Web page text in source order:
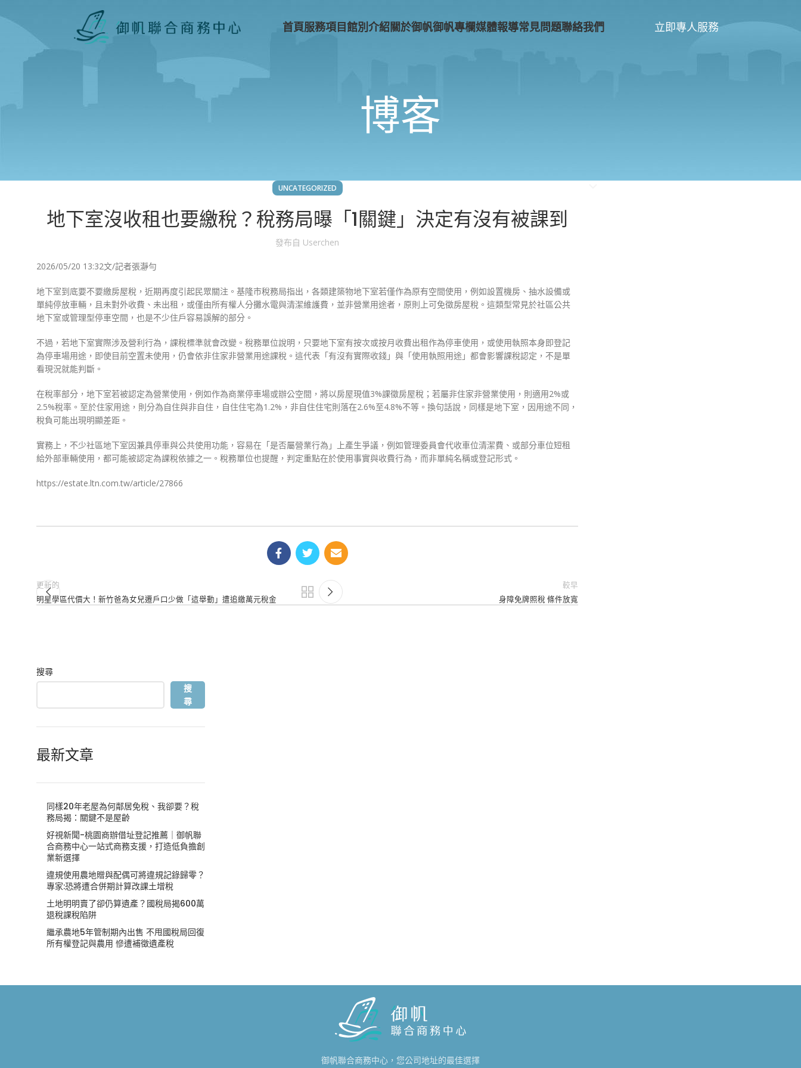
首頁服務項目館別介紹關於御帆御帆專欄媒體報導常見問題聯絡我們 立即專人服務
博客
UNCATEGORIZED
地下室沒收租也要繳稅？稅務局曝「1關鍵」決定有沒有被課到
發布自 Userchen
2026/05/20 13:32文/記者張瀞勻
地下室到底要不要繳房屋稅，近期再度引起民眾關注。基隆市稅務局指出，各類建築物地下室若僅作為原有空間使用，例如設置機房、抽水設備或
單純停放車輛，且未對外收費、未出租，或僅由所有權人分攤水電與清潔維護費，並非營業用途者，原則上可免徵房屋稅。這類型常見於社區公共
地下室或管理型停車空間，也是不少住戶容易誤解的部分。
不過，若地下室實際涉及營利行為，課稅標準就會改變。稅務單位說明，只要地下室有按次或按月收費出租作為停車使用，或使用執照本身即登記
為停車場用途，即使目前空置未使用，仍會依非住家非營業用途課稅。這代表「有沒有實際收錢」與「使用執照用途」都會影響課稅認定，不是單
看現況就能判斷。
在稅率部分，地下室若被認定為營業使用，例如作為商業停車場或辦公空間，將以房屋現值3%課徵房屋稅；若屬非住家非營業使用，則適用2%或
2.5%稅率。至於住家用途，則分為自住與非自住，自住住宅為1.2%，非自住住宅則落在2.6%至4.8%不等。換句話說，同樣是地下室，因用途不同，
稅負可能出現明顯差距。
實務上，不少社區地下室因兼具停車與公共使用功能，容易在「是否屬營業行為」上產生爭議，例如管理委員會代收車位清潔費、或部分車位短租
給外部車輛使用，都可能被認定為課稅依據之一。稅務單位也提醒，判定重點在於使用事實與收費行為，而非單純名稱或登記形式。
https://estate.ltn.com.tw/article/27866
更新的
明星學區代價大！新竹爸為女兒遷戶口少做「這舉動」遭追繳萬元稅金
較早
身障免牌照稅 條件放寬
搜尋
搜
尋
最新文章
同樣20年老屋為何鄰居免稅、我卻要？稅
務局揭：關鍵不是屋齡
好視新聞-桃園商辦借址登記推薦｜御帆聯
合商務中心一站式商務支援，打造低負擔創
業新選擇
違規使用農地贈與配偶可將違規記錄歸零？
專家:恐將遭合併期計算改課土增稅
土地明明賣了卻仍算遺產？國稅局揭600萬
退稅課稅陷阱
繼承農地5年管制期內出售 不甩國稅局回復
所有權登記與農用 慘遭補徵遺產稅
御帆聯合商務中心，您公司地址的最佳選擇